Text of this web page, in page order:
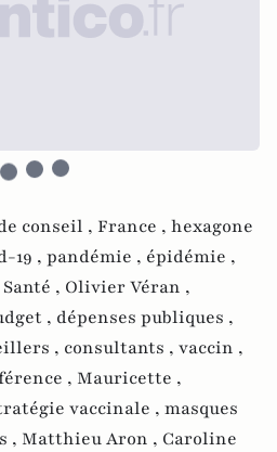
conseil , France , hexagone
19 , pandémie , épidémie ,
, Olivier Véran ,
, dépenses publiques ,
, consultants , vaccin ,
, Mauricette ,
vaccinale , masques
, Matthieu Aron , Caroline